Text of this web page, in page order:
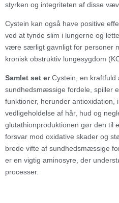
styrken og integriteten af disse
Cystein kan også have positive
ved at tynde slim i lungerne og
være særligt gavnligt for personer
kronisk obstruktiv lungesygdom
Samlet set erCystein, en kraftfuld
sundhedsmæssige fordele, spiller
funktioner, herunder antioxidation,
vedligeholdelse af hår, hud og
glutathionproduktionen gør den til
forsvar mod oxidative skader og
brede vifte af sundhedsmæssige
er en vigtig aminosyre, der
processer.